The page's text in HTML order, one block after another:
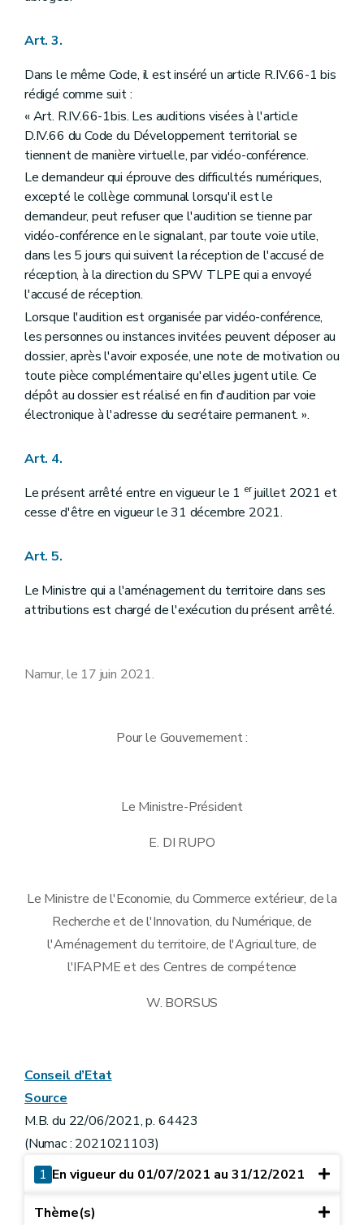
Art. 3.
Dans le même Code, il est inséré un article R.IV.66-1 bis
rédigé comme suit :
« Art. R.IV.66-1bis. Les auditions visées à l'article
D.IV.66 du Code du Développement territorial se
tiennent de manière virtuelle, par vidéo-conférence.
Le demandeur qui éprouve des difficultés numériques,
excepté le collège communal lorsqu'il est le
demandeur, peut refuser que l'audition se tienne par
vidéo-conférence en le signalant, par toute voie utile,
dans les 5 jours qui suivent la réception de l'accusé de
réception, à la direction du SPW TLPE qui a envoyé
l'accusé de réception.
Lorsque l'audition est organisée par vidéo-conférence,
les personnes ou instances invitées peuvent déposer au
dossier, après l'avoir exposée, une note de motivation ou
toute pièce complémentaire qu'elles jugent utile. Ce
dépôt au dossier est réalisé en fin d'audition par voie
électronique à l'adresse du secrétaire permanent. ».
Art. 4.
Le présent arrêté entre en vigueur le 1 erjuillet 2021 et
cesse d'être en vigueur le 31 décembre 2021.
Art. 5.
Le Ministre qui a l'aménagement du territoire dans ses
attributions est chargé de l'exécution du présent arrêté.
Namur, le 17 juin 2021.
Pour le Gouvernement :
Le Ministre-Président
E. DI RUPO
Le Ministre de l'Economie, du Commerce extérieur, de la
Recherche et de l'Innovation, du Numérique, de
l'Aménagement du territoire, de l'Agriculture, de
l'IFAPME et des Centres de compétence
W. BORSUS
Conseil d’Etat
Source
M.B. du 22/06/2021, p. 64423
(Numac : 2021021103)
1 En vigueur du 01/07/2021 au 31/12/2021
Thème(s)